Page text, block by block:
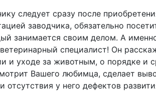
следует сразу после
заводчика, обязательно
занимается своим делом. А
специалист! Он
и уходе за животным, о порядке и
Вашего любимца, сделает
у него дефектов